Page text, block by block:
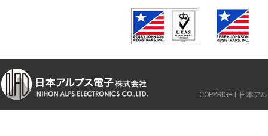
COPYRIGHT 日本ア